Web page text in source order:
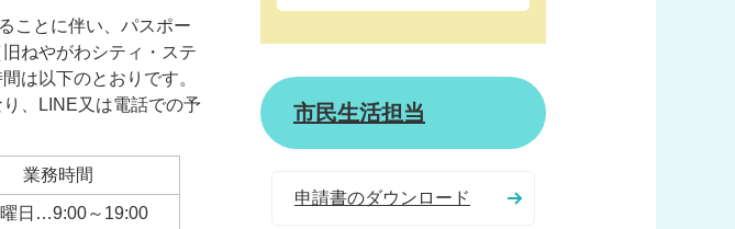
ことに伴い、パスポー
ねやがわシティ・ステ
は以下のとおりです。
、LINE又は電話での予
業務時間
曜日…9:00～19:00
市民生活担当
申請書のダウンロード